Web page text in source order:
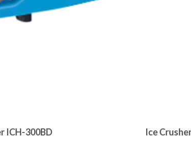
ICH-300BD Ice